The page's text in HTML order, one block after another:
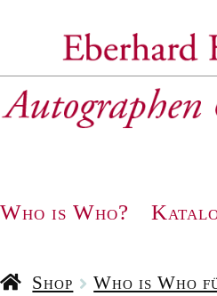
Navigation
Who is Who?
Shop
Who is Who